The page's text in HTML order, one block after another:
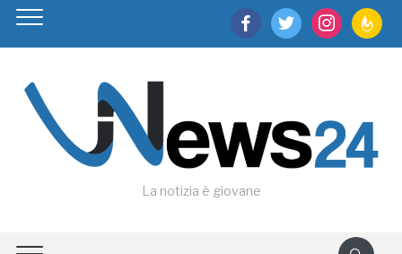
facebooktwitter instagram
La notizia è giovane